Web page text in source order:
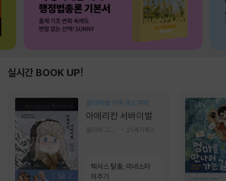
실시간 BOOK UP!
올리버쌤 가족 로드무비
아메리칸 서바이벌
21세기북스
텍사스 탈출, 미네소타
이주기